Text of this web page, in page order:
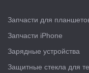
Запчасти для
Запчасти iPhone
Зарядные устройства
Защитные стекла для